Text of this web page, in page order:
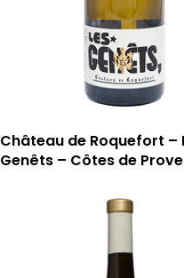
Château de Roquefort –
Genêts – Côtes de